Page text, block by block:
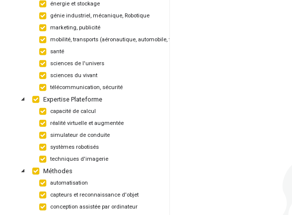
énergie et stockage
génie industriel, mécanique, Robotique
marketing, publicité
mobilité, transports (aéronautique, automobile, ferroviaire, maritime)
santé
sciences de l'univers
sciences du vivant
télécommunication, sécurité
Expertise Plateforme
capacité de calcul
réalité virtuelle et augmentée
simulateur de conduite
systèmes robotisés
techniques d'imagerie
Méthodes
automatisation
capteurs et reconnaissance d'objet
conception assistée par ordinateur